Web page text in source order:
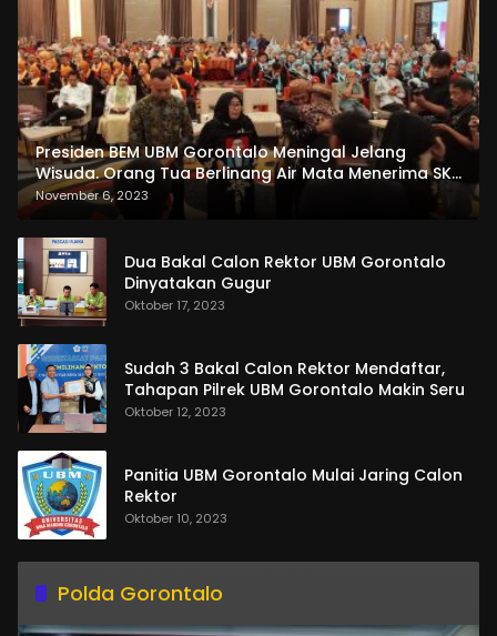
Presiden BEM UBM Gorontalo Meningal Jelang
Wisuda. Orang Tua Berlinang Air Mata Menerima SKL
dan Pemasangan Salempang
November 6, 2023
Dua Bakal Calon Rektor UBM Gorontalo
Dinyatakan Gugur
Oktober 17, 2023
Sudah 3 Bakal Calon Rektor Mendaftar,
Tahapan Pilrek UBM Gorontalo Makin Seru
Oktober 12, 2023
Panitia UBM Gorontalo Mulai Jaring Calon
Rektor
Oktober 10, 2023
Polda Gorontalo